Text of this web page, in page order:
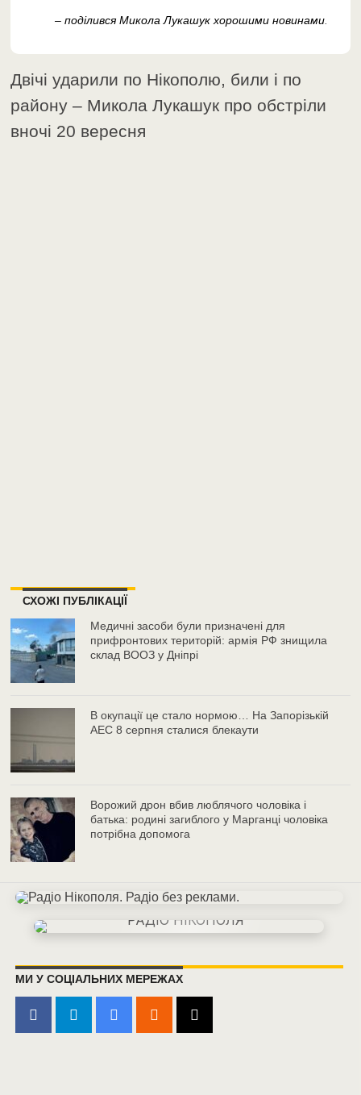
– поділився Микола Лукашук хорошими новинами.
Двічі ударили по Нікополю, били і по
району – Микола Лукашук про обстріли
вночі 20 вересня
СХОЖІ ПУБЛІКАЦІЇ
Медичні засоби були призначені для
прифронтових територій: армія РФ знищила
склад ВООЗ у Дніпрі
В окупації це стало нормою… На Запорізькій
АЕС 8 серпня сталися блекаути
Ворожий дрон вбив люблячого чоловіка і
батька: родині загиблого у Марганці чоловіка
потрібна допомога
МИ У СОЦІАЛЬНИХ МЕРЕЖАХ